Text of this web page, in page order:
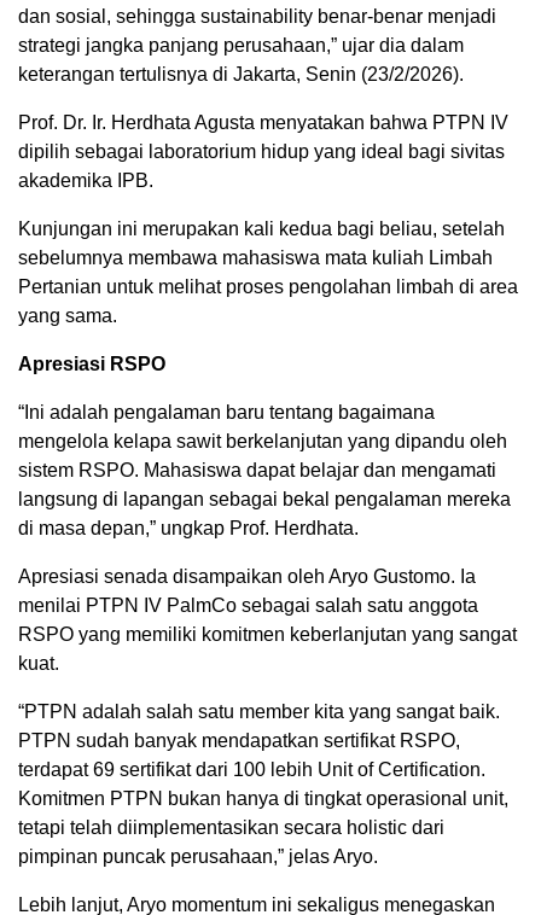
dan sosial, sehingga sustainability benar-benar menjadi
strategi jangka panjang perusahaan,” ujar dia dalam
keterangan tertulisnya di Jakarta, Senin (23/2/2026).
Prof. Dr. Ir. Herdhata Agusta menyatakan bahwa PTPN IV
dipilih sebagai laboratorium hidup yang ideal bagi sivitas
akademika IPB.
Kunjungan ini merupakan kali kedua bagi beliau, setelah
sebelumnya membawa mahasiswa mata kuliah Limbah
Pertanian untuk melihat proses pengolahan limbah di area
yang sama.
Apresiasi RSPO
“Ini adalah pengalaman baru tentang bagaimana
mengelola kelapa sawit berkelanjutan yang dipandu oleh
sistem RSPO. Mahasiswa dapat belajar dan mengamati
langsung di lapangan sebagai bekal pengalaman mereka
di masa depan,” ungkap Prof. Herdhata.
Apresiasi senada disampaikan oleh Aryo Gustomo. Ia
menilai PTPN IV PalmCo sebagai salah satu anggota
RSPO yang memiliki komitmen keberlanjutan yang sangat
kuat.
“PTPN adalah salah satu member kita yang sangat baik.
PTPN sudah banyak mendapatkan sertifikat RSPO,
terdapat 69 sertifikat dari 100 lebih Unit of Certification.
Komitmen PTPN bukan hanya di tingkat operasional unit,
tetapi telah diimplementasikan secara holistic dari
pimpinan puncak perusahaan,” jelas Aryo.
Lebih lanjut, Aryo momentum ini sekaligus menegaskan